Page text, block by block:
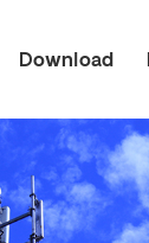
Download